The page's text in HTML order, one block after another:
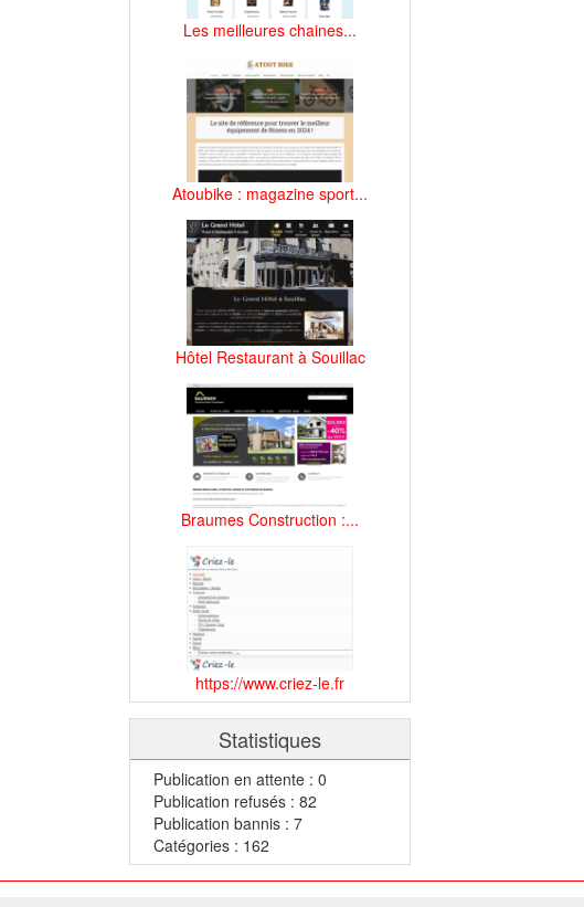
Les meilleures chaines...
Atoubike : magazine sport...
Hôtel Restaurant à Souillac
Braumes Construction :...
https://www.criez-le.fr
Statistiques
Publication en attente : 0
Publication refusés : 82
Publication bannis : 7
Catégories : 162